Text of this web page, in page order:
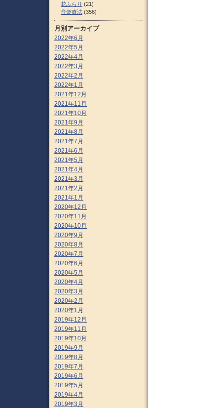
花ふらり (21)
音楽療法 (356)
月別アーカイブ
2022年6月
2022年5月
2022年4月
2022年3月
2022年2月
2022年1月
2021年12月
2021年11月
2021年10月
2021年9月
2021年8月
2021年7月
2021年6月
2021年5月
2021年4月
2021年3月
2021年2月
2021年1月
2020年12月
2020年11月
2020年10月
2020年9月
2020年8月
2020年7月
2020年6月
2020年5月
2020年4月
2020年3月
2020年2月
2020年1月
2019年12月
2019年11月
2019年10月
2019年9月
2019年8月
2019年7月
2019年6月
2019年5月
2019年4月
2019年3月